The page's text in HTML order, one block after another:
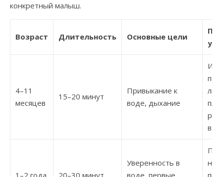
конкретный малыш.
Возраст Длительность Основные цели
4–11
месяцев
15–20 минут
Привыкание к
воде, дыхание
1–2 года 20–30 минут
Уверенность в
воде, первые
на